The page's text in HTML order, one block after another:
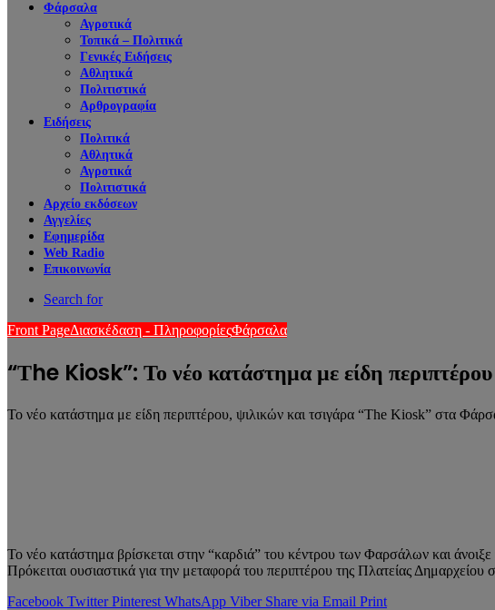
Φάρσαλα
Αγροτικά
Τοπικά – Πολιτικά
Γενικές Ειδήσεις
Αθλητικά
Πολιτιστικά
Αρθρογραφία
Ειδήσεις
Πολιτικά
Αθλητικά
Αγροτικά
Πολιτιστικά
Αρχείο εκδόσεων
Αγγελίες
Εφημερίδα
Web Radio
Επικοινωνία
Search for
Front PageΔιασκέδαση - ΠληροφορίεςΦάρσαλα
“Τhe Kiosk”: Το νέο κατάστημα με είδη
Το νέο κατάστημα με είδη περιπτέρου, ψιλικών και τσιγάρα “The Kiosk” στα
Το νέο κατάστημα βρίσκεται στην “καρδιά” του κέντρου των Φαρσάλων και άνοιξε
Πρόκειται ουσιαστικά για την μεταφορά του περιπτέρου της Πλατείας
Facebook Twitter Pinterest WhatsApp Viber Share via Email Print